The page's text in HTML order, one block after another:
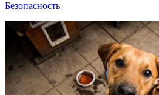
Безопасность